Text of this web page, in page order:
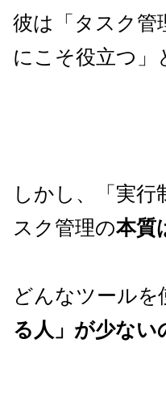
彼は「タスク管
にこそ役立つ」
しかし、「実
スク管理の本質
どんなツールを
る人」が少ない